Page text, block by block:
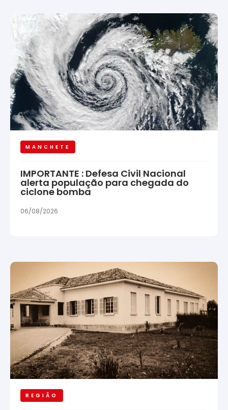
MANCHETE
IMPORTANTE : Defesa Civil Nacional
alerta população para chegada do
ciclone bomba
06/08/2026
REGIÃO